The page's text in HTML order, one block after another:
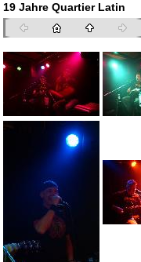
19 Jahre Quartier Latin